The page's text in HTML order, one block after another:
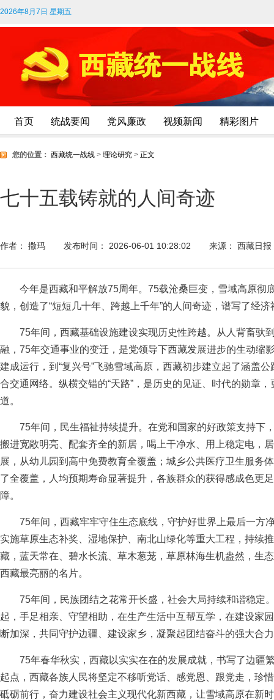
2026年8月7日 星期五
首页 统战要闻 党风廉政 视频新闻 精彩图片
您的位置： 西藏统一战线 > 理论研究 > 正文
七十五载铸就的人间奇迹
作者： 撒玛 发布时间： 2026-06-01 10:28:02 来源： 西藏日报
今年是西藏和平解放75周年。75载沧桑巨变，雪域高原彻
貌，创造了“短短几十年、跨越上千年”的人间奇迹，谱写了经
75年间，西藏基础设施建设实现历史性跨越。从人背畜驮
融，75年交通事业的变迁，是党领导下西藏发展进步的生动缩
建成运行，到“复兴号”飞驰雪域高原，西藏初步建立起了涵盖
合交通网络。纵横交错的“天路”，是历史的见证、时代的勋章
道。
75年间，民生福祉持续提升。在党和国家的好政策支持下
搬进宽敞明亮、配套齐全的新居，喝上干净水、用上稳定电，
展，从幼儿园到高中免费教育全覆盖；城乡公共医疗卫生服务
了全覆盖，人均预期寿命显著提升，各族群众的获得感成色更
障。
75年间，西藏牢牢守住生态底线，守护好世界上最后一方
实施草原生态补奖、湿地保护、南北山绿化等重大工程，持续
藏，蓝天常在、碧水长流、草木葱茏，草原林海生机盎然，生
西藏最亮丽的名片。
75年间，民族团结之花常开长盛，社会大局持续和谐稳定
起，手足相亲、守望相助，在生产生活中互帮互学，在建设家
断加深，共同守护边疆、建设家乡，凝聚起团结奋斗的强大合
75年春华秋实，西藏以实实在在的发展成就，书写了边疆
起点，西藏各族人民将坚定不移听党话、感党恩、跟党走，珍
砥砺前行，奋力建设社会主义现代化新西藏，让雪域高原在新